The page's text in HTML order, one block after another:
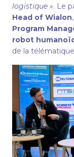
logistique ». Le
Head of Wialon,
Program
robot
de la